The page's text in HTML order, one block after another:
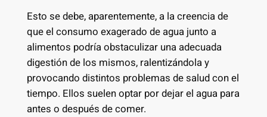
Esto se debe, aparentemente, a la creencia de
que el consumo exagerado de agua junto a
alimentos podría obstaculizar una adecuada
digestión de los mismos, ralentizándola y
provocando distintos problemas de salud con el
tiempo. Ellos suelen optar por dejar el agua para
antes o después de comer.